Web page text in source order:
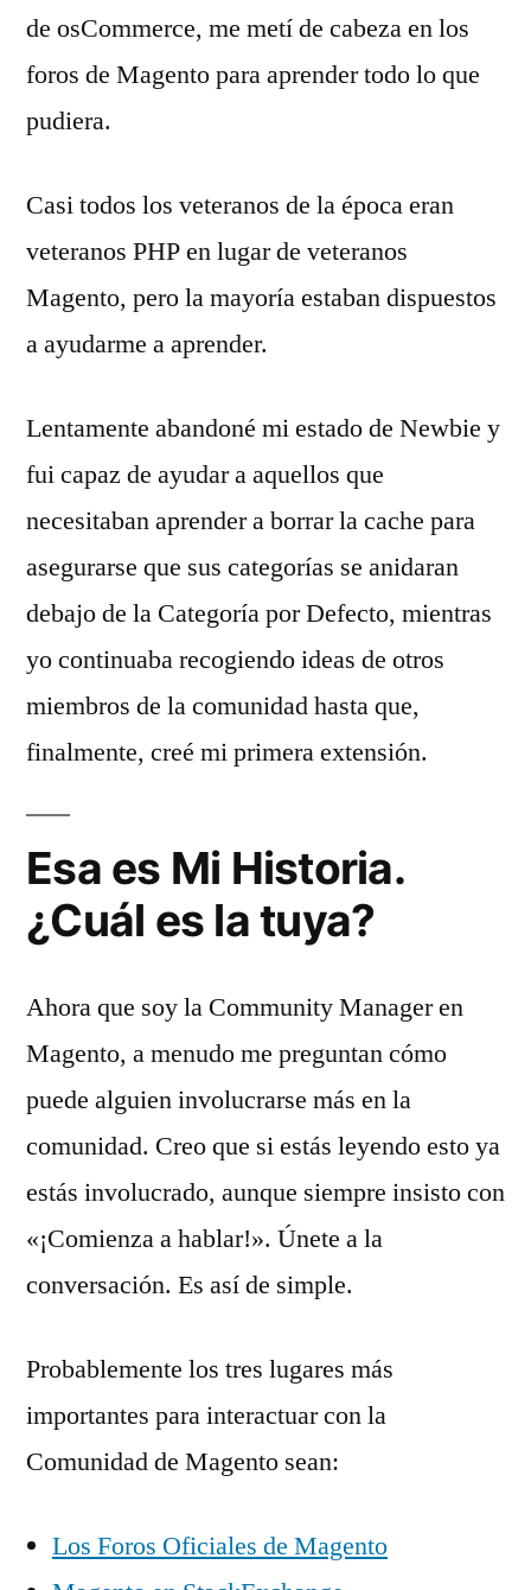
de osCommerce, me metí de cabeza en los
foros de Magento para aprender todo lo que
pudiera.
Casi todos los veteranos de la época eran
veteranos PHP en lugar de veteranos
Magento, pero la mayoría estaban dispuestos
a ayudarme a aprender.
Lentamente abandoné mi estado de Newbie y
fui capaz de ayudar a aquellos que
necesitaban aprender a borrar la cache para
asegurarse que sus categorías se anidaran
debajo de la Categoría por Defecto, mientras
yo continuaba recogiendo ideas de otros
miembros de la comunidad hasta que,
finalmente, creé mi primera extensión.
Esa es Mi Historia.
¿Cuál es la tuya?
Ahora que soy la Community Manager en
Magento, a menudo me preguntan cómo
puede alguien involucrarse más en la
comunidad. Creo que si estás leyendo esto ya
estás involucrado, aunque siempre insisto con
«¡Comienza a hablar!». Únete a la
conversación. Es así de simple.
Probablemente los tres lugares más
importantes para interactuar con la
Comunidad de Magento sean:
Los Foros Oficiales de Magento